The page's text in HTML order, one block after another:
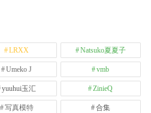
LRXX Natsuko夏夏子
Umeko J vmb
yuuhui玉汇 ZinieQ
写真模特 合集